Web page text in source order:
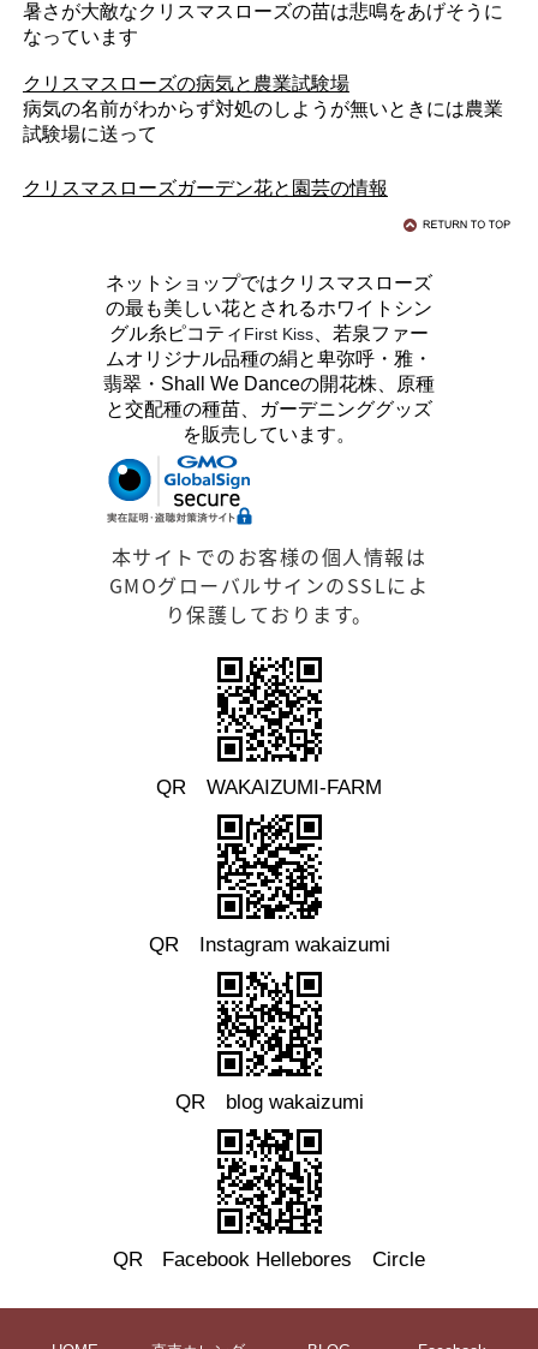
暑さが大敵なクリスマスローズの苗は悲鳴をあげそうに
なっています
クリスマスローズの病気と農業試験場
病気の名前がわからず対処のしようが無いときには農業
試験場に送って
クリスマスローズガーデン花と園芸の情報
ネットショップではクリスマスローズ
の最も美しい花とされるホワイトシン
グル糸ピコティ First Kiss、若泉ファー
ムオリジナル品種の絹と卑弥呼・雅・
翡翠・Shall We Danceの開花株、原種
と交配種の種苗、ガーデニンググッズ
を販売しています。
本サイトでのお客様の個人情報は
GMOグローバルサインのSSLによ
り保護しております。
QR WAKAIZUMI-FARM
QR Instagram wakaizumi
QR blog wakaizumi
QR Facebook Hellebores Circle